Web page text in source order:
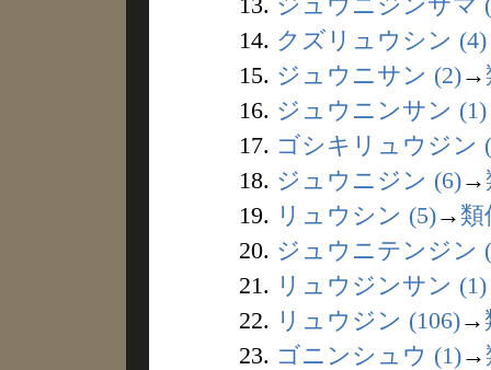
13. ジュウニジンサマ
14. クズリュウシン (4)
15. ジュウニサン (2)→
16. ジュウニンサン (1)
17. ゴシキリュウジン
18. ジュウニジン (6)→
19. リュウシン (5)→ 類
20. ジュウニテンジン
21. リュウジンサン (1)
22. リュウジン (106)→
23. ゴニンシュウ (1)→